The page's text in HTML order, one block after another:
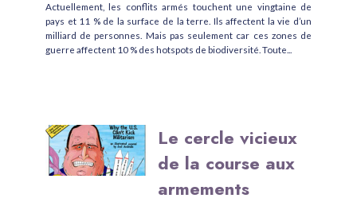
Actuellement, les conflits armés touchent une vingtaine de
pays et 11 % de la surface de la terre. Ils affectent la vie d’un
milliard de personnes. Mais pas seulement car ces zones de
guerre affectent 10 % des hotspots de biodiversité. Toute...
Le cercle vicieux
de la course aux
armements